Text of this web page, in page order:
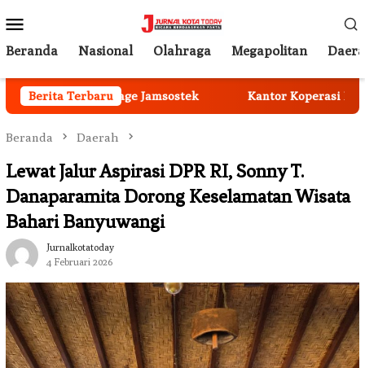
ke
kontenMobile
Beranda Nasional Olahraga Megapolitan
Berita Terbaru
Coverage Jamsostek Kantor Koperasi Merah
Beranda Daerah
Lewat Jalur Aspirasi DPR RI, Sonny T.
Danaparamita Dorong Keselamatan Wisata
Bahari Banyuwangi
Jurnalkotatoday
4 Februari 2026